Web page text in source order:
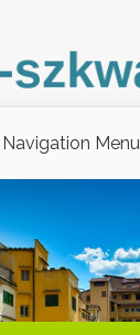
Navigation Menu